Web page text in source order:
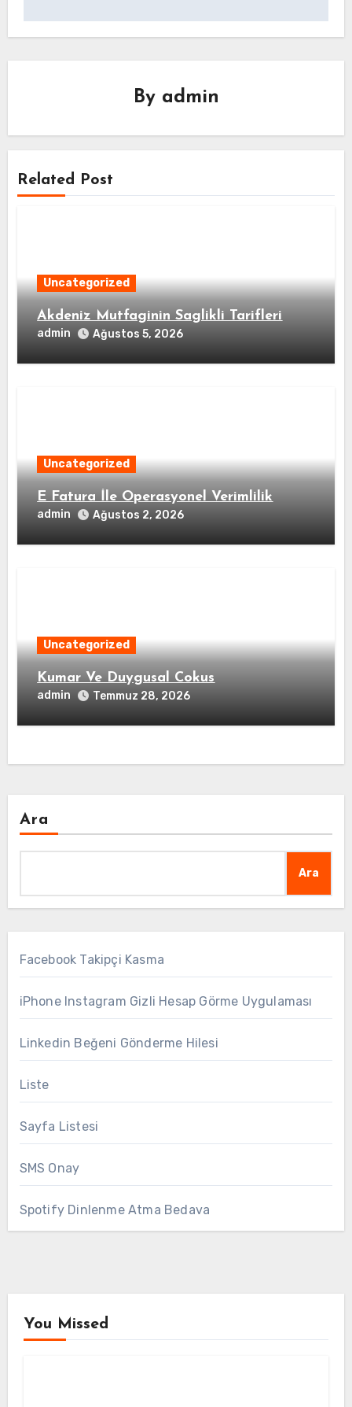
By admin
Related Post
Uncategorized
Akdeniz Mutfaginin Saglikli Tarifleri
admin Ağustos 5, 2026
Uncategorized
E Fatura İle Operasyonel Verimlilik
admin Ağustos 2, 2026
Uncategorized
Kumar Ve Duygusal Cokus
admin Temmuz 28, 2026
Ara
Ara
Facebook Takipçi Kasma
iPhone Instagram Gizli Hesap Görme Uygulaması
Linkedin Beğeni Gönderme Hilesi
Liste
Sayfa Listesi
SMS Onay
Spotify Dinlenme Atma Bedava
You Missed